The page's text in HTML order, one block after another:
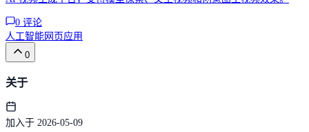
0 评论
人工智能网页应用
0
关于
加入于 2026-05-09